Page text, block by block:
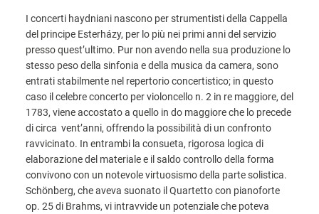
I concerti haydniani nascono per strumentisti della Cappella
del principe Esterházy, per lo più nei primi anni del servizio
presso quest’ultimo. Pur non avendo nella sua produzione lo
stesso peso della sinfonia e della musica da camera, sono
entrati stabilmente nel repertorio concertistico; in questo
caso il celebre concerto per violoncello n. 2 in re maggiore, del
1783, viene accostato a quello in do maggiore che lo precede
di circa vent’anni, offrendo la possibilità di un confronto
ravvicinato. In entrambi la consueta, rigorosa logica di
elaborazione del materiale e il saldo controllo della forma
convivono con un notevole virtuosismo della parte solistica.
Schönberg, che aveva suonato il Quartetto con pianoforte
op. 25 di Brahms, vi intravvide un potenziale che poteva